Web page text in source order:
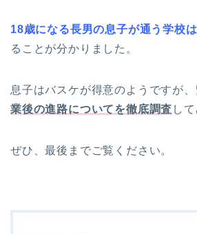
18歳になる長男の息子が通う学校は
ることが分かりました。
息子はバスケが得意のようですが、
業後の進路についてを徹底調査 し
ぜひ、最後までご覧ください。